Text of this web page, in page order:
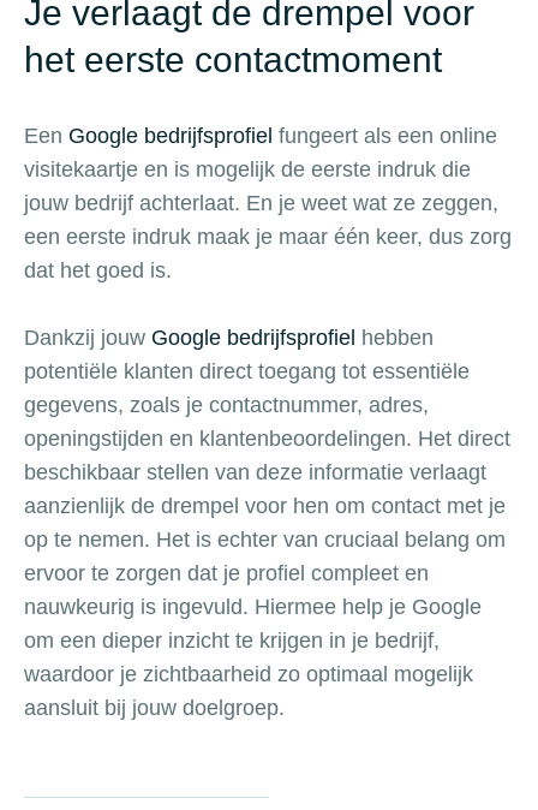
Je verlaagt de drempel voor
het eerste contactmoment
Een Google bedrijfsprofiel fungeert als een online
visitekaartje en is mogelijk de eerste indruk die
jouw bedrijf achterlaat. En je weet wat ze zeggen,
een eerste indruk maak je maar één keer, dus zorg
dat het goed is.
Dankzij jouw Google bedrijfsprofiel hebben
potentiële klanten direct toegang tot essentiële
gegevens, zoals je contactnummer, adres,
openingstijden en klantenbeoordelingen. Het direct
beschikbaar stellen van deze informatie verlaagt
aanzienlijk de drempel voor hen om contact met je
op te nemen. Het is echter van cruciaal belang om
ervoor te zorgen dat je profiel compleet en
nauwkeurig is ingevuld. Hiermee help je Google
om een dieper inzicht te krijgen in je bedrijf,
waardoor je zichtbaarheid zo optimaal mogelijk
aansluit bij jouw doelgroep.